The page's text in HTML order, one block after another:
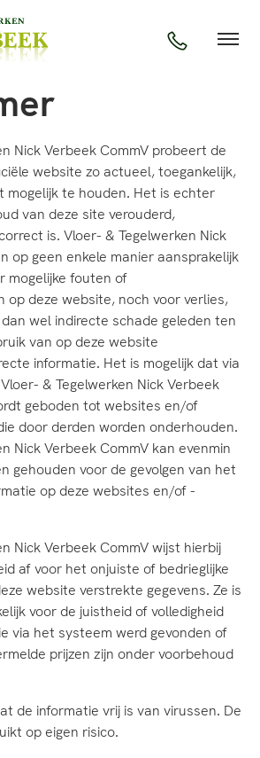
Nick Verbeek CommV probeert de
website zo actueel, toegankelijk,
mogelijk te houden. Het is echter
van deze site verouderd,
is. Vloer- & Tegelwerken Nick
op geen enkele manier aansprakelijk
mogelijke fouten of
op deze website, noch voor verlies,
wel indirecte schade geleden ten
van op deze website
informatie. Het is mogelijk dat via
& Tegelwerken Nick Verbeek
geboden tot websites en/of
door derden worden onderhouden.
Nick Verbeek CommV kan evenmin
gehouden voor de gevolgen van het
op deze websites en/of -
Nick Verbeek CommV wijst hierbij
af voor het onjuiste of bedrieglijke
website verstrekte gegevens. Ze is
voor de juistheid of volledigheid
via het systeem werd gevonden of
prijzen zijn onder voorbehoud
de informatie vrij is van virussen. De
op eigen risico.